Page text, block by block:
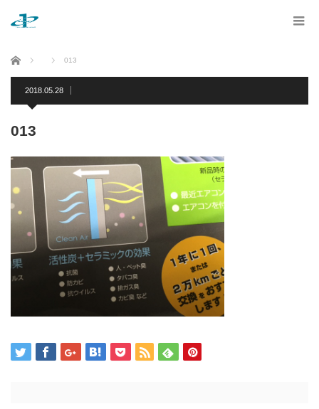
ホーム 013
2018.05.28
013